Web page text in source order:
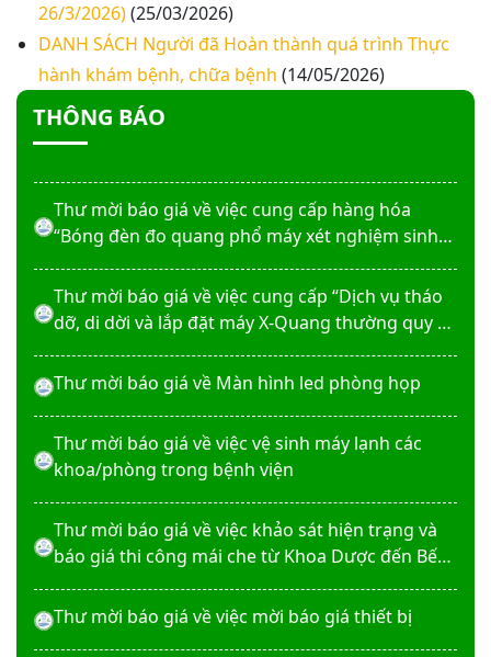
26/3/2026)(25/03/2026)
DANH SÁCH Người đã Hoàn thành quá trình Thực
hành khám bệnh, chữa bệnh (14/05/2026)
THÔNG BÁO
Thư mời báo giá về việc In bìa hồ sơ bệnh án, Sổ
y bạ năm 2026
Thư mời báo giá về việc cung cấp dịch vụ “Bảo
hiểm cháy, nổ bắt buộc năm 2026"
Thư mời báo giá về việc cung cấp hàng hóa
“Bóng đèn đo quang phổ máy xét nghiệm sinh
hóa Erba XL-200 (LAMP-ASSY)
Thư mời báo giá về việc cung cấp “Dịch vụ tháo
dỡ, di dời và lắp đặt máy X-Quang thường quy và
kỹ thuật số”
Thư mời báo giá về Màn hình led phòng họp
Thư mời báo giá về việc vệ sinh máy lạnh các
khoa/phòng trong bệnh viện
Thư mời báo giá về việc khảo sát hiện trạng và
báo giá thi công mái che từ Khoa Dược đến Bếp
ăn từ thiện của Bệnh viện
Thư mời báo giá về việc mời báo giá thiết bị